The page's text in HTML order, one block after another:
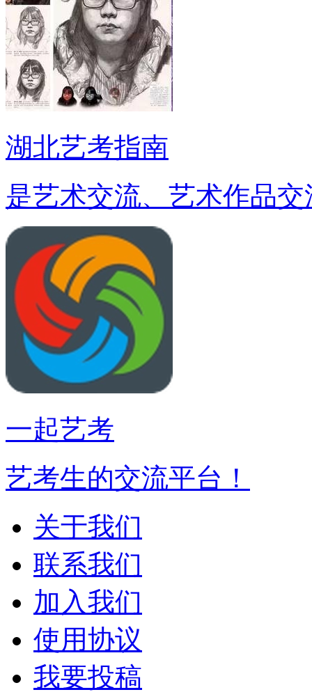
湖北艺考指南
是艺术交流、艺术作品
一起艺考
艺考生的交流平台！
关于我们
联系我们
加入我们
使用协议
我要投稿